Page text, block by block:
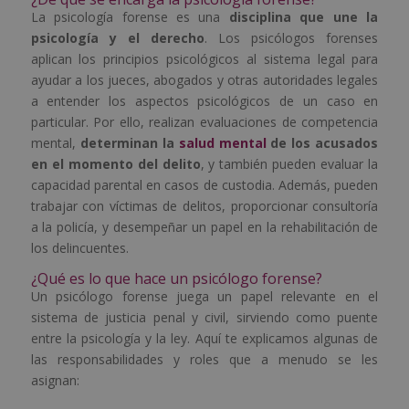
La psicología forense es una disciplina que une la
psicología y el derecho. Los psicólogos forenses
aplican los principios psicológicos al sistema legal para
ayudar a los jueces, abogados y otras autoridades legales
a entender los aspectos psicológicos de un caso en
particular. Por ello, realizan evaluaciones de competencia
mental, determinan la salud mental de los acusados
en el momento del delito, y también pueden evaluar la
capacidad parental en casos de custodia. Además, pueden
trabajar con víctimas de delitos, proporcionar consultoría
a la policía, y desempeñar un papel en la rehabilitación de
los delincuentes.
¿Qué es lo que hace un psicólogo forense?
Un psicólogo forense juega un papel relevante en el
sistema de justicia penal y civil, sirviendo como puente
entre la psicología y la ley. Aquí te explicamos algunas de
las responsabilidades y roles que a menudo se les
asignan: